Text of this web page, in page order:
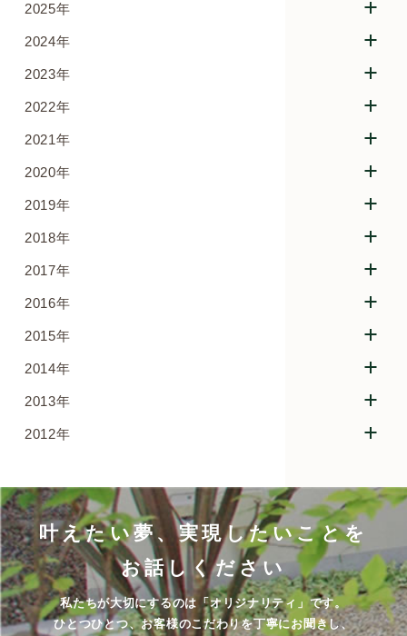
2025年
2024年
2023年
2022年
2021年
2020年
2019年
2018年
2017年
2016年
2015年
2014年
2013年
2012年
叶えたい夢、実現したいことを
お話しください
私たちが大切にするのは「オリジナリティ」です。
ひとつひとつ、お客様のこだわりを丁寧にお聞きし、